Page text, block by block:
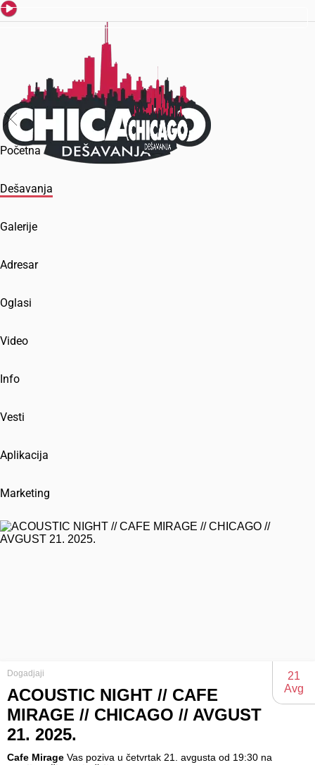
Početna
Dešavanja
Galerije
Adresar
Oglasi
Video
Info
Vesti
Aplikacija
Marketing
Dogadjaji
ACOUSTIC NIGHT // CAFE
MIRAGE // CHICAGO // AVGUST
21. 2025.
Cafe Mirage Vas poziva u četvrtak 21. avgusta od 19:30 na
21
Avg